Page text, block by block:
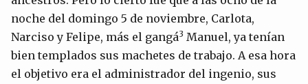
noche del domingo 5 de noviembre, Carlota,
Narciso y Felipe, más el gangá3 Manuel, ya tenían
bien templados sus machetes de trabajo. A esa hora
el objetivo era el administrador del ingenio, sus